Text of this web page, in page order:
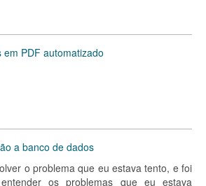
PDF automatizado
a banco de dados
o problema que eu estava tento, e foi
os problemas que eu estava